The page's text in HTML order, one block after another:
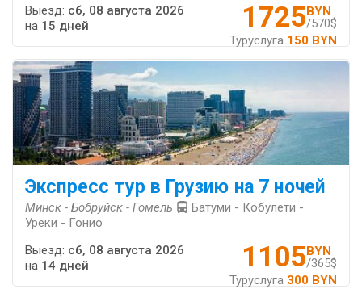
1725BYN
/570$
Туруслуга 150 BYN
Выезд: сб, 08 августа 2026
на 15 дней
Экспресс тур в Грузию на 7 ночей
Минск - Бобруйск - Гомель
Батуми - Кобулети -
Уреки - Гонио
1105BYN
/365$
Туруслуга 300 BYN
Выезд: сб, 08 августа 2026
на 14 дней